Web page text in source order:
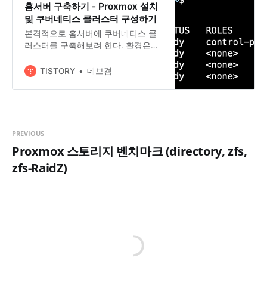
련 작업을 설명한다. 쿠버네티스 1.32
에서는 컨테이너 런타임 인터페이스
(CRI) 요구사항을 만족하는 런타임을
사용해야 한다. 더 자세한 정보는 CRI
쿠버네티스에서 여러 공통 컨테이너
홈서버 구축하기 - Proxmox 설치
및 쿠버네티스 클러스터 구성하기
본격적으로 홈서버에 쿠버네티스 클
러스터를 구축해보려 한다. 환경은
나의 컴퓨터에 여러 대의 가상머신을
티스 클러스터 외에 다른 것을 띄워두
중 전자를 채택했다. 베어메탈 가상화
의 경우 ‘Proxmox’와 ‘ESXi’ 중 보통
선택하게 되는데, 쿠버네티스와 관련
다) https://lovejaco.github.io/posts/
TISTORY 데브겸
PREVIOUS
Proxmox 스토리지 벤치마크 (directory, zfs,
zfs-RaidZ)